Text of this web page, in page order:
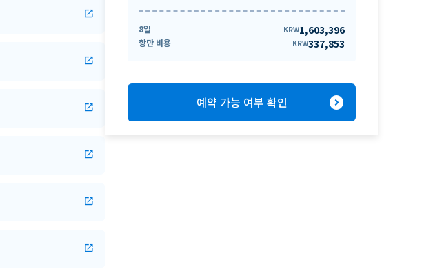
open_in_new
open_in_new
open_in_new
open_in_new
open_in_new
open_in_new
8일 KRW1,603,396
항만 비용 KRW337,853
예약 가능 여부 확인 expand_circle_right